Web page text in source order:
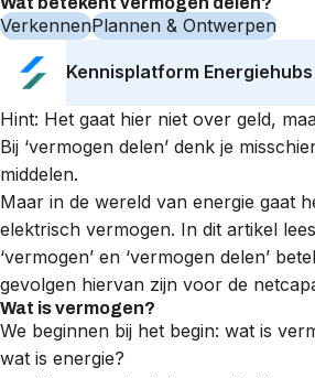
VerkennenPlannen & Ontwerpen
Kennisplatform Energiehubs
Hint: Het gaat hier niet over geld,
Bij ‘vermogen delen’ denk je
middelen.
Maar in de wereld van energie gaat
elektrisch vermogen. In dit artikel
‘vermogen’ en ‘vermogen delen’
gevolgen hiervan zijn voor de
Wat is vermogen?
We beginnen bij het begin: wat is
wat is energie?